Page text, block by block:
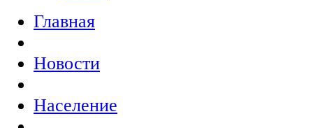
Главная
Новости
Население